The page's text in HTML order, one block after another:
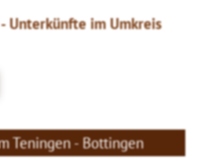
Unterkünfte im Umkreis
Teningen - Bottingen